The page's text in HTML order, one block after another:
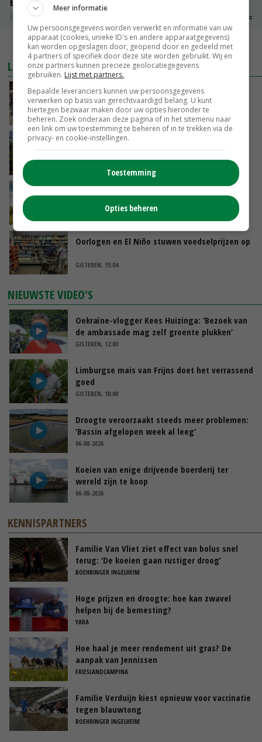
Boerenkaas
MEER MARKTPRIJZEN
LAATSTE NIEUWS
Na jarenlang meten willen Zuid-Hollandse
boeren nu erkenning
VANDAAG, 07:00
Kamervragen over onttrekkingsverbod,
minister spreekt van ‘ondernemersrisico’
overkant’
GISTEREN, 15:30
Oorlogen en El Niño stuwen voedselprijzen op
GISTEREN, 15:04
NIEUWSTE VIDEO'S
Oekraïne-vlogger Kees Huizinga: ‘Bezoek van
de ambassade mag zelf groente plukken’
GISTEREN, 12:00
Limburgse mais van Frijns doet het verrassend
goed
GISTEREN, 10:00
Droogte veroorzaakt steeds meer problemen:
‘Bassin afgelopen week al leeg’
06-08-2026
Koeien van enige drijvende boerderij ter
wereld zijn te koop
06-08-2026
KENNISPARTNERS
Familie Van Vliet ziet effect van bolus snel
terug: ‘De koeien gaan rustiger droog’
BOEHRINGER INGELHEIM
Hoge prijzen en droogte: hoe kan zwavel
helpen bij de bemesting?
YARA
Hoe haal je meer rendement uit gras? De
aanpak van Jennissen
FRIESLANDCAMPINA
Familie Verduijn kiest opnieuw voor vaccinatie
tegen blauwtong
BOEHRINGER INGELHEIM
Meer informatie
Uw persoonsgegevens worden verwerkt en informatie van uw
apparaat (cookies, unieke ID's en andere apparaatgegevens)
kan worden opgeslagen door, geopend door en gedeeld met
4 partners of specifiek door deze site worden gebruikt. Wij en
onze partners kunnen precieze geolocatiegegevens
gebruiken. Lijst met partners.
Bepaalde leveranciers kunnen uw persoonsgegevens
verwerken op basis van gerechtvaardigd belang. U kunt
hiertegen bezwaar maken door uw opties hieronder te
beheren. Zoek onderaan deze pagina of in het sitemenu naar
een link om uw toestemming te beheren of in te trekken via de
privacy- en cookie-instellingen.
Toestemming
Opties beheren